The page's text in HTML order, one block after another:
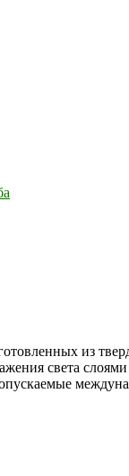
из
света